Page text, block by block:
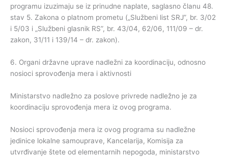
programu izuzimaju se iz prinudne naplate, saglasno članu 48.
stav 5. Zakona o platnom prometu („Službeni list SRJ”, br. 3/02
i 5/03 i „Službeni glasnik RS”, br. 43/04, 62/06, 111/09 – dr.
zakon, 31/11 i 139/14 – dr. zakon).
6. Organi državne uprave nadležni za koordinaciju, odnosno
nosioci sprovođenja mera i aktivnosti
Ministarstvo nadležno za poslove privrede nadležno je za
koordinaciju sprovođenja mera iz ovog programa.
Nosioci sprovođenja mera iz ovog programa su nadležne
jedinice lokalne samouprave, Kancelarija, Komisija za
utvrđivanje štete od elementarnih nepogoda, ministarstvo